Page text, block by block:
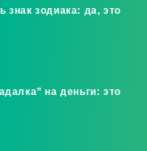
знак зодиака: да, это
на деньги: это